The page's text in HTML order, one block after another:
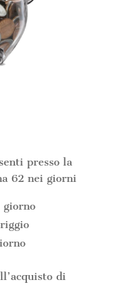
presso la
62 nei giorni
di